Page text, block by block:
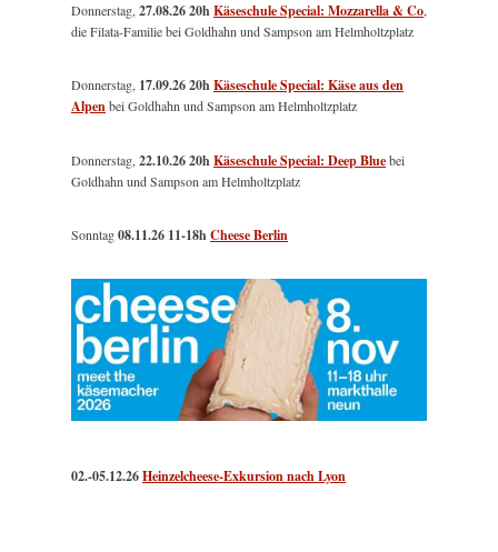
Donnerstag,27.08.26 20hKäseschule Special: Mozzarella & Co,
die Filata-Familie bei Goldhahn und Sampson am Helmholtzplatz
Donnerstag, 17.09.26 20hKäseschule Special: Käse aus den
Alpenbei Goldhahn und Sampson am Helmholtzplatz
Donnerstag,22.10.26 20hKäseschule Special: Deep Bluebei
Goldhahn und Sampson am Helmholtzplatz
Sonntag08.11.26 11-18hCheese Berlin
02.-05.12.26Heinzelcheese-Exkursion nach Lyon